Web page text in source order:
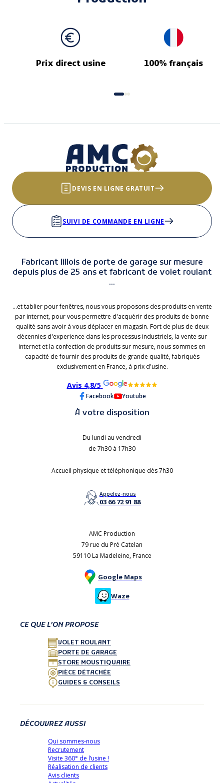
Prix direct usine 100% français
DEVIS EN LIGNE GRATUIT
SUIVI DE COMMANDE EN LIGNE
Fabricant lillois de porte de garage sur mesure
depuis plus de 25 ans et fabricant de volet roulant
...
...et tablier pour fenêtres, nous vous proposons des produits en vente
par internet, pour vous permettre d'acquérir des produits de bonne
qualité sans avoir à vous déplacer en magasin. Fort de plus de deux
décennies d'experience dans les processus industriels, la vente sur
internet et la confection de produits sur mesure, nous sommes en
capacité de fournir des produits de grande qualité, fabriqués
exclusivement en France, à prix d'usine.
Avis 4,8/5
Facebook Youtube
À votre disposition
Du lundi au vendredi
de 7h30 à 17h30
Accueil physique et téléphonique dès 7h30
Appelez-nous
03 66 72 91 88
AMC Production
79 rue du Pré Catelan
59110 La Madeleine, France
Google Maps
Waze
CE QUE L’ON PROPOSE
VOLET ROULANT
PORTE DE GARAGE
STORE MOUSTIQUAIRE
PIÈCE DÉTACHÉE
GUIDES & CONSEILS
DÉCOUVREZ AUSSI
Qui sommes-nous
Recrutement
Visite 360° de l’usine !
Réalisation de clients
Avis clients